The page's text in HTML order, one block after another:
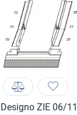
ZIE 06/